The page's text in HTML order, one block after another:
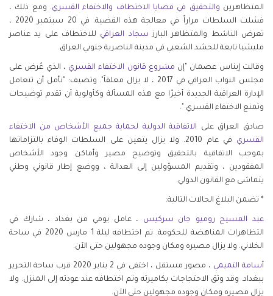
المتظاهرين والتحقيق في قضايا الاختطاف والاختفاء القسري. ومع ذلك ،
فشلت السلطات مراراً في معالجة هذه القضية. في 20 سبتمبر 2020 ،
تعرض الناشط والمتظاهر البارز سجاد العراقي للاختطاف على يد عناصر
مليشيا تابعة للحشد الشعبي في مدينة الناصرية جنوبي العراق.
وقالت إيناس عصمان "إن مشروع قانون الاختفاء القسري ، الذي عُرض على
مجلس النواب العراقي في 2017 ، لا يزال معلقاً". وتضيف: "نأمل أن تتعامل
الإدارة العراقية الجديدة أخيرًا مع هذه المسألة وكأولوية أن تقدم توضيحات
وتمنع الاختفاء القسري ".
صادق العراق على الاتفاقية الدولية لحماية جميع الأشخاص من الاختفاء
القسري
في عام 2010. ولا يزال يتعين على السلطات الوفاء بالتزاماتها
بموجب الاتفاقية بالتحقيق وتوضيح مصير وأماكن وجود الأشخاص
المفقودين ، وتقديم المسؤولين إلى العدالة ، ووضع إطار قانوني وطني
يتماشى مع القانون الدولي.
* تضمن البلاغ الحالات التالية:
عبد المسيح روميو جان سركيس ، عامل يومي من بغداد ، شارك في
التظاهرات المناهضة للحكومة. تم اختطافه ليلة 1 مارس 2020 في ساحة
الخلاني. ولا يزال مصيره ومكان وجوده مجهولين حتى الآن.
أسامة التميمي
، مصور مستقل ، اختفى في 2 يناير 2020 قرب ساحة التحرير
ببغداد. وقد وثق الاحتجاجات بكاميرته وتم اختطافه عند عودته إلى المنزل. ولا
يزال مصيره ومكان وجوده مجهولين حتى الآن.